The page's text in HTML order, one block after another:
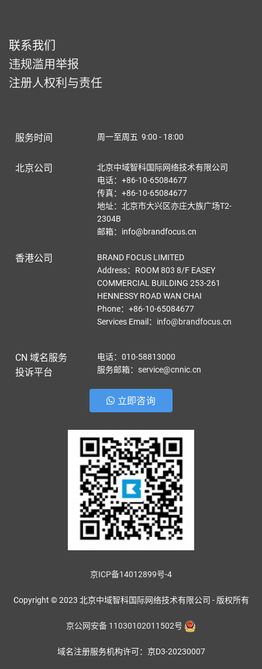
联系我们
违规滥用举报
注册人权利与责任
服务时间 周一至周五 9:00 - 18:00
北京公司
北京中域智科国际网络技术有限公司
电话：+86-10-65084677
传真：+86-10-65084677
地址：北京市大兴区亦庄大族广场T2-
2304B
邮箱：info@brandfocus.cn
香港公司
BRAND FOCUS LIMITED
Address：ROOM 803 8/F EASEY
COMMERCIAL BUILDING 253-261
HENNESSY ROAD WAN CHAI
Phone：+86-10-65084677
Services Email ： info@brandfocus.cn
CN 域名服务
投诉平台
电话：010-58813000
服务邮箱：service@cnnic.cn
立即咨询
京ICP备14012899号-4
Copyright © 2023 北京中域智科国际网络技术有限公司 - 版权所有
京公网安备 11030102011502号
域名注册服务机构许可：京D3-20230007